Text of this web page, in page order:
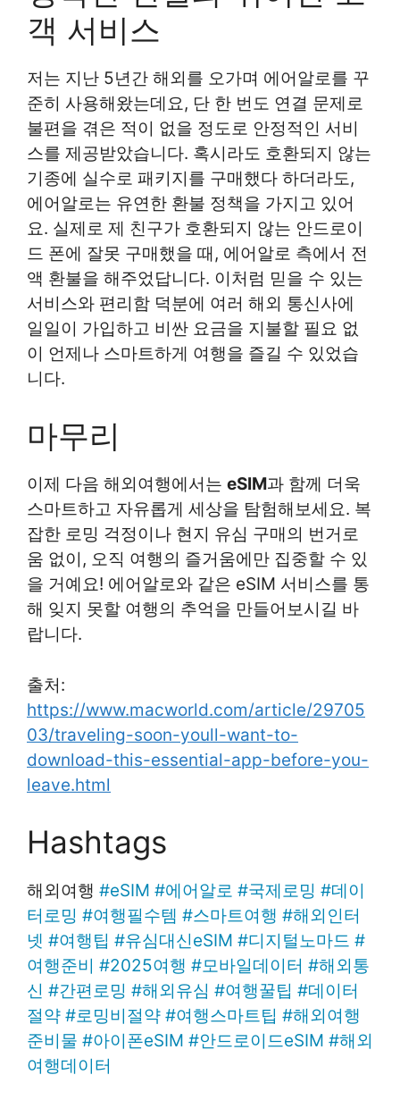
객 서비스
저는 지난 5년간 해외를 오가며 에어알로를 꾸
준히 사용해왔는데요, 단 한 번도 연결 문제로
불편을 겪은 적이 없을 정도로 안정적인 서비
스를 제공받았습니다. 혹시라도 호환되지 않는
기종에 실수로 패키지를 구매했다 하더라도,
에어알로는 유연한 환불 정책을 가지고 있어
요. 실제로 제 친구가 호환되지 않는 안드로이
드 폰에 잘못 구매했을 때, 에어알로 측에서 전
액 환불을 해주었답니다. 이처럼 믿을 수 있는
서비스와 편리함 덕분에 여러 해외 통신사에
일일이 가입하고 비싼 요금을 지불할 필요 없
이 언제나 스마트하게 여행을 즐길 수 있었습
니다.
마무리
이제 다음 해외여행에서는 eSIM과 함께 더욱
스마트하고 자유롭게 세상을 탐험해보세요. 복
잡한 로밍 걱정이나 현지 유심 구매의 번거로
움 없이, 오직 여행의 즐거움에만 집중할 수 있
을 거예요! 에어알로와 같은 eSIM 서비스를 통
해 잊지 못할 여행의 추억을 만들어보시길 바
랍니다.
출처:
https://www.macworld.com/article/29705
03/traveling-soon-youll-want-to-
download-this-essential-app-before-you-
leave.html
Hashtags
해외여행 #eSIM #에어알로 #국제로밍 #데이
터로밍 #여행필수템 #스마트여행 #해외인터
넷 #여행팁 #유심대신eSIM #디지털노마드 #
여행준비 #2025여행 #모바일데이터 #해외통
신 #간편로밍 #해외유심 #여행꿀팁 #데이터
절약 #로밍비절약 #여행스마트팁 #해외여행
준비물 #아이폰eSIM #안드로이드eSIM #해외
여행데이터